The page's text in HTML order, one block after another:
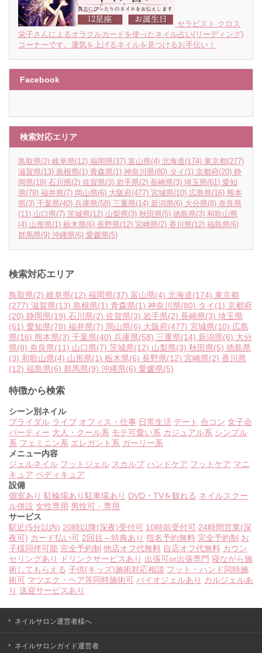
セラピスト クロス
栄子さんによるオラクルカードを使ったネイル占い(リーディング)
コーナーです。運気を上げるネイルを見つけるお手伝い！
Facebook
検索対応エリア
鳥取県(2) 岐阜県(12) 福岡県(37) 富山県(4) 北海道(174) 東京都(277)
滋賀県(13) 島根県(1) 青森県(1) 神奈川県(80) タイ (1) 京都府(20) 静
岡県(19) 石川県(2) 佐賀県(3) 岩手県(2) 長崎県(3) 埼玉県(61) 愛知
県(78) 福井県(7) 岡山県(6) 大阪府(477) 宮城県(10) 広島県(16) 熊本
県(3) 千葉県(40) 兵庫県(58) 三重県(14) 新潟県(6) 大分県(8) 奈良県
(11) 山口県(7) 茨城県(12) 山梨県(3) 秋田県(5) 徳島県(3) 和歌山県
(4) 山形県(1) 栃木県(6) 長野県(12) 宮崎県(2) 香川県(12) 福島県(6)
群馬県(9) 沖縄県(6) 愛媛県(5)
検索対応エリア
鳥取県(2) 岐阜県(12) 福岡県(37) 富山県(4) 北海道(174) 東京都
(277) 滋賀県(13) 島根県(1) 青森県(1) 神奈川県(80) タイ(1) 京都府
(20) 静岡県(19) 石川県(2) 佐賀県(3) 岩手県(2) 長崎県(3) 埼玉県
(61) 愛知県(78) 福井県(7) 岡山県(6) 大阪府(477) 宮城県(10) 広島
県(16) 熊本県(3) 千葉県(40) 兵庫県(58) 三重県(14) 新潟県(6) 大分
県(8) 奈良県(11) 山口県(7) 茨城県(12) 山梨県(3) 秋田県(5) 徳島県
(3) 和歌山県(4) 山形県(1) 栃木県(6) 長野県(12) 宮崎県(2) 香川県
(12) 福島県(6) 群馬県(9) 沖縄県(6) 愛媛県(5)
特徴から検索
シーン別ネイル
ブライダル ライブ オフィス・仕事 日常生活 デート 合コン 女子会
パーティー 大人・クール系 モテ可愛い系 カジュアル系 シンプル
系 フェミニン系 エレガント系 ガーリー系
メニュー内容
ジェルネイル フットジェル スカルプ ハンドケア フットケア マニ
キュア ペディキュア
設備
個室あり 駐輪場あり駐車場あり DVD・TVを観れる ネイルスクー
ル併設 女性専用 男性可・専用
サービス
駅近(5分以内) 20時以降(深夜)受付可 10時前受付可 24時間営業(深
夜可) カード払い可 2回目～特典あり 指名予約無料 完全予約制 お
子様同伴可能 完全予約制 他店オフ代無料 自店オフ代無料 カウン
セリングあり
ドリンクサービスあり 出張可or出張専門 寝ながら施
術してもらえる 子供(キッズ)施術対応相談 フット・ハンド同時施
術可 マツエク・ヘア等同時施術可 バイオジェルあり カルジェルあ
り 送迎サービスあり
ネイルサロン運営者様へ
ネイルサロンガイド運営者